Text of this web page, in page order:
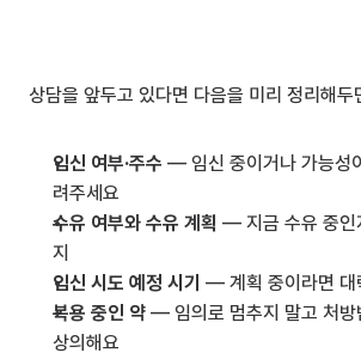
상담을 앞두고 있다면 다음을 미리 정리해두
임신 여부·주수 — 임신 중이거나 가능성
려주세요
수유 여부와 수유 계획 — 지금 수유 중인
지
임신 시도 예정 시기 — 계획 중이라면 대
복용 중인 약 — 임의로 멈추지 말고 처방
상의해요